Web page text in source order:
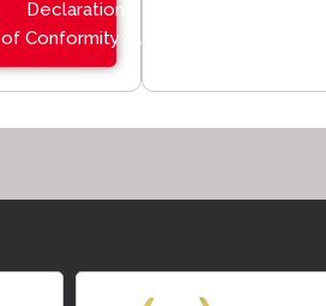
Declaration
of Conformity EU